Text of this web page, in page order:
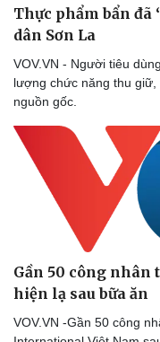
Thực phẩm bẩn đã
dân Sơn La
VOV.VN - Người tiêu
lượng chức năng thu
nguồn gốc.
Gần 50 công nhân
hiện lạ sau bữa ăn
VOV.VN -Gần 50 công